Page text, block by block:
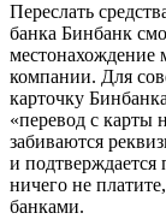
Переслать
банка Бинбанк
местонахождение
компании. Для
карточку
«перевод с карты
забиваются
и подтверждается
ничего не
банками.